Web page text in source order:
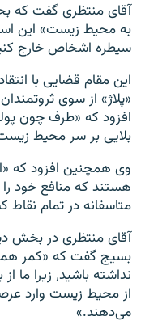
آقای منتظری گفت که
به محیط زیست» این
سیطره اشخاص خارج
این مقام قضایی با
«پلاژ» از سوی
افزود که «طرف چون
بلایی بر سر محیط
وی همچنین افزود که
هستند که منافع خود
متاسفانه در تمام نقاط
آقای منتظری در بخش
بسیج گفت که «کمر همت
نداشته
می‌دهند.»